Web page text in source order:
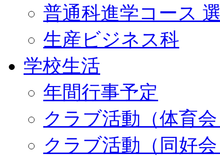
普通科進学コース
生産ビジネス科
学校生活
年間行事予定
クラブ活動（体育
クラブ活動（同好